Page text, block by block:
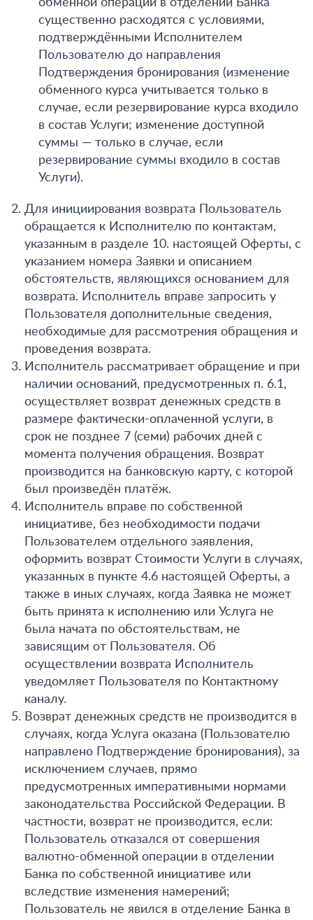
обменной операции в отделении Банка
существенно расходятся с условиями,
подтверждёнными Исполнителем
Пользователю до направления
Подтверждения бронирования (изменение
обменного курса учитывается только в
случае, если резервирование курса входило
в состав Услуги; изменение доступной
суммы — только в случае, если
резервирование суммы входило в состав
Услуги).
Для инициирования возврата Пользователь
обращается к Исполнителю по контактам,
указанным в разделе 10. настоящей Оферты, с
указанием номера Заявки и описанием
обстоятельств, являющихся основанием для
возврата. Исполнитель вправе запросить у
Пользователя дополнительные сведения,
необходимые для рассмотрения обращения и
проведения возврата.
Исполнитель рассматривает обращение и при
наличии оснований, предусмотренных п. 6.1,
осуществляет возврат денежных средств в
размере фактически-оплаченной услуги, в
срок не позднее 7 (семи) рабочих дней с
момента получения обращения. Возврат
производится на банковскую карту, с которой
был произведён платёж.
Исполнитель вправе по собственной
инициативе, без необходимости подачи
Пользователем отдельного заявления,
оформить возврат Стоимости Услуги в случаях,
указанных в пункте 4.6 настоящей Оферты, а
также в иных случаях, когда Заявка не может
быть принята к исполнению или Услуга не
была начата по обстоятельствам, не
зависящим от Пользователя. Об
осуществлении возврата Исполнитель
уведомляет Пользователя по Контактному
каналу.
Возврат денежных средств не производится в
случаях, когда Услуга оказана (Пользователю
направлено Подтверждение бронирования), за
исключением случаев, прямо
предусмотренных императивными нормами
законодательства Российской Федерации. В
частности, возврат не производится, если:
Пользователь отказался от совершения
валютно-обменной операции в отделении
Банка по собственной инициативе или
вследствие изменения намерений;
Пользователь не явился в отделение Банка в